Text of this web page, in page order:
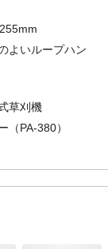
よいループハン
草刈機
（PA-380）
、ボルト 4本、
刈刃カバー、飛